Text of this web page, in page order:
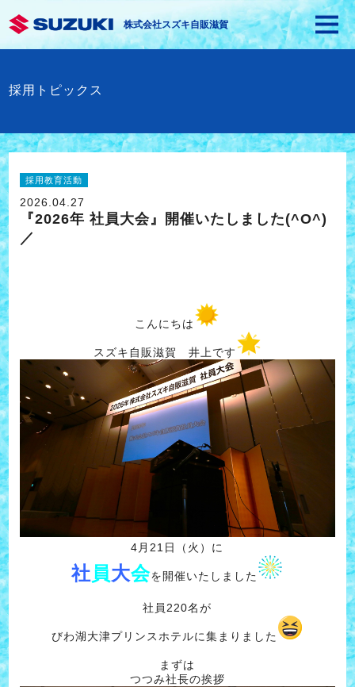
株式会社スズキ自販滋賀
採用トピックス
採用教育活動
2026.04.27
『2026年 社員大会』開催いたしました(^O^)
／
こんにちは
スズキ自販滋賀 井上です
4月21日（火）に
社員大会を開催いたしました
社員220名が
びわ湖大津プリンスホテルに集まりました
まずは
つつみ社長の挨拶